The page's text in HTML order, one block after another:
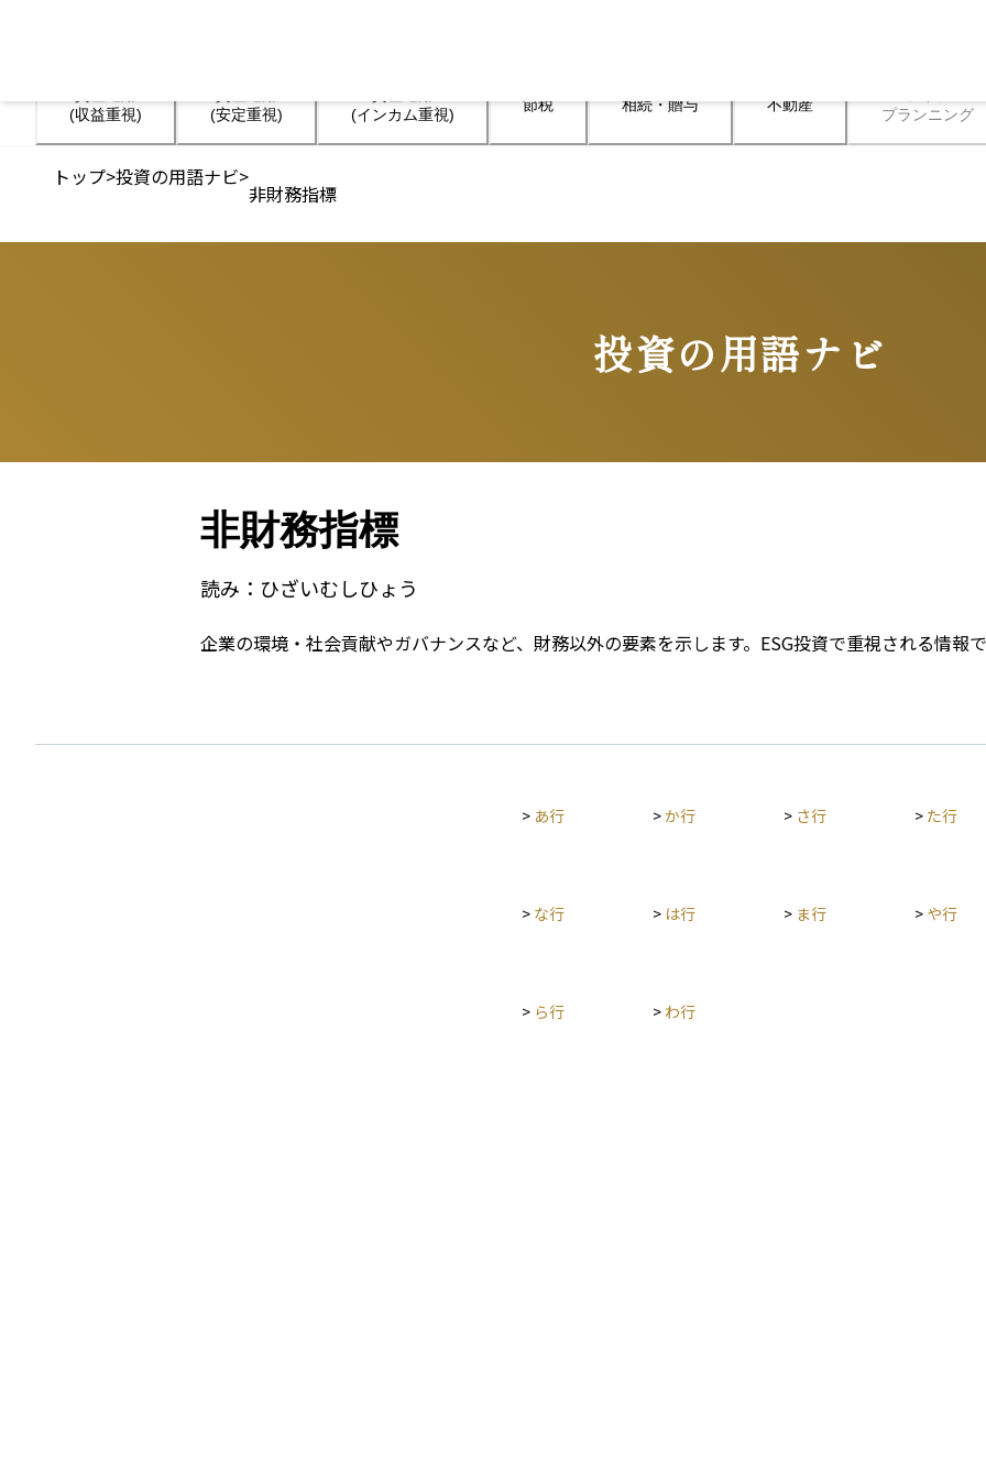
(収益重視)
(安定重視)
(インカム重視)
節税 相続・贈与 不動産
プランニング
トップ>投資の用語ナビ>
非財務指標
投資の用語ナビ
非財務指標
読み： ひざいむしひょう
企業の環境・社会貢献やガバナンスなど、財務以外の要素を示します。ESG投資で重視される情報
> あ行 >か行 > さ行 > た行
> な行 > は行 > ま行 > や行
> ら行 > わ行